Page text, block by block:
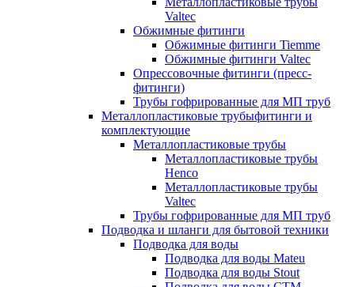
Valtec
Обжимные фитинги
Обжимные фитинги Tiemme
Обжимные фитинги Valtec
Опрессовочные фитинги (пресс-
фитинги)
Трубы гофрированные для МП труб
Металлопластиковые трубыфитинги и
комплектующие
Металлопластиковые трубы
Металлопластиковые трубы
Henco
Металлопластиковые трубы
Valtec
Трубы гофрированные для МП труб
Подводка и шланги для бытовой техники
Подводка для воды
Подводка для воды Mateu
Подводка для воды Stout